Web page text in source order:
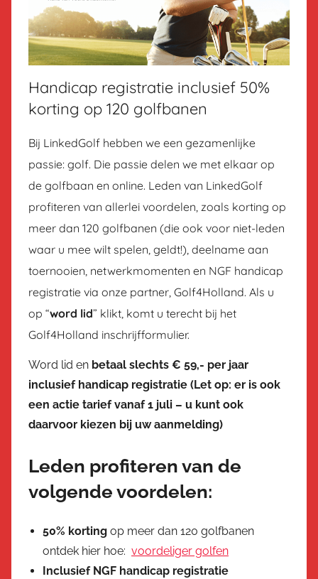
Handicap registratie inclusief 50%
korting op 120 golfbanen
Bij LinkedGolf hebben we een gezamenlijke
passie: golf. Die passie delen we met elkaar op
de golfbaan en online. Leden van LinkedGolf
profiteren van allerlei voordelen, zoals korting op
meer dan 120 golfbanen (die ook voor niet-leden
waar u mee wilt spelen, geldt!), deelname aan
toernooien, netwerkmomenten en NGF handicap
registratie via onze partner, Golf4Holland. Als u
op “word lid” klikt, komt u terecht bij het
Golf4Holland inschrijfformulier.
Word lid en betaal slechts € 59,- per jaar
inclusief handicap registratie (Let op: er is ook
een actie tarief vanaf 1 juli – u kunt ook
daarvoor kiezen bij uw aanmelding)
Leden profiteren van de
volgende voordelen:
50% korting op meer dan 120 golfbanen
ontdek hier hoe: voordeliger golfen
Inclusief NGF handicap registratie